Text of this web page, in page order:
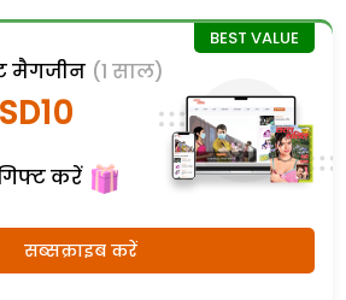
मैगजीन (1 साल)
करें
सब्सक्राइब करें